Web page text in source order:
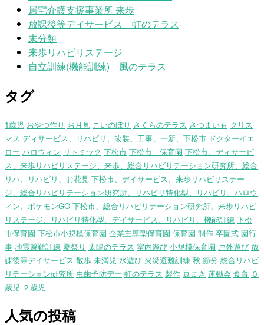
居宅介護支援事業所 来歩
放課後等デイサービス 虹のテラス
未分類
来歩リハビリステージ
自立訓練(機能訓練) 風のテラス
タグ
1歳児 おやつ作り お月見 こいのぼり さくらのテラス さつまいも クリス
マス ディサービス、リハビリ、改装、工事、一新、下松市 ドクターイエ
ロー ハロウィン リトミック 下松市 下松市 保育園 下松市、ディサービ
ス、来歩リハビリステージ、来歩、総合リハビリテーション研究所、総合
リハ、リハビリ、お花見 下松市、デイサービス、来歩リハビリステー
ジ、総合リハビリテーション研究所、リハビリ特化型、リハビリ、ハロウ
ィン、ポケモンGO 下松市、総合リハビリテーション研究所、来歩リハビ
リステージ、リハビリ特化型、デイサービス、リハビリ、機能訓練 下松
市保育園 下松市小規模保育園 企業主導型保育園 保育園 制作 卒園式 園行
事 地震避難訓練 夏祭り 太陽のテラス 室内遊び 小規模保育園 戸外遊び 放
課後等デイサービス 散歩 未満児 水遊び 火災避難訓練 秋 節分 総合リハビ
リテーション研究所 虫歯予防デー 虹のテラス 製作 豆まき 運動会 食育 ０
歳児 ２歳児
人気の投稿